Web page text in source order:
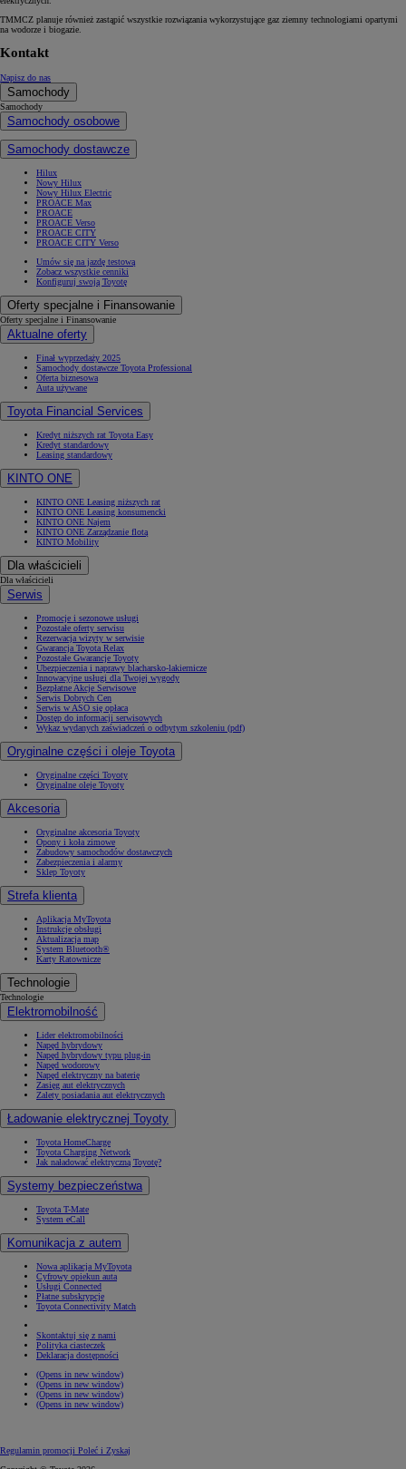
TMMCZ planuje również zastąpić wszystkie rozwiązania wykorzystujące gaz ziemny technologiami opartymi
na wodorze i biogazie.
Kontakt
Napisz do nas
Samochody
Samochody
Samochody osobowe
Samochody dostawcze
Hilux
Nowy Hilux
Nowy Hilux Electric
PROACE Max
PROACE
PROACE Verso
PROACE CITY
PROACE CITY Verso
Umów się na jazdę testową
Zobacz wszystkie cenniki
Konfiguruj swoją Toyotę
Oferty specjalne i Finansowanie
Oferty specjalne i Finansowanie
Aktualne oferty
Finał wyprzedaży 2025
Samochody dostawcze Toyota Professional
Oferta biznesowa
Auta używane
Toyota Financial Services
Kredyt niższych rat Toyota Easy
Kredyt standardowy
Leasing standardowy
KINTO ONE
KINTO ONE Leasing niższych rat
KINTO ONE Leasing konsumencki
KINTO ONE Najem
KINTO ONE Zarządzanie flotą
KINTO Mobility
Dla właścicieli
Dla właścicieli
Serwis
Promocje i sezonowe usługi
Pozostałe oferty serwisu
Rezerwacja wizyty w serwisie
Gwarancja Toyota Relax
Pozostałe Gwarancje Toyoty
Ubezpieczenia i naprawy blacharsko-lakiernicze
Innowacyjne usługi dla Twojej wygody
Bezpłatne Akcje Serwisowe
Serwis Dobrych Cen
Serwis w ASO się opłaca
Dostęp do informacji serwisowych
Wykaz wydanych zaświadczeń o odbytym szkoleniu (pdf)
Oryginalne części i oleje Toyota
Oryginalne części Toyoty
Oryginalne oleje Toyoty
Akcesoria
Oryginalne akcesoria Toyoty
Opony i koła zimowe
Zabudowy samochodów dostawczych
Zabezpieczenia i alarmy
Sklep Toyoty
Strefa klienta
Aplikacja MyToyota
Instrukcje obsługi
Aktualizacja map
System Bluetooth®
Karty Ratownicze
Technologie
Technologie
Elektromobilność
Lider elektromobilności
Napęd hybrydowy
Napęd hybrydowy typu plug-in
Napęd wodorowy
Napęd elektryczny na baterię
Zasięg aut elektrycznych
Zalety posiadania aut elektrycznych
Ładowanie elektrycznej Toyoty
Toyota HomeCharge
Toyota Charging Network
Jak naładować elektryczną Toyotę?
Systemy bezpieczeństwa
Toyota T-Mate
System eCall
Komunikacja z autem
Nowa aplikacja MyToyota
Cyfrowy opiekun auta
Usługi Connected
Płatne subskrypcje
Toyota Connectivity Match
Skontaktuj się z nami
Polityka ciasteczek
Deklaracja dostępności
(Opens in new window)
(Opens in new window)
(Opens in new window)
(Opens in new window)
Regulamin promocji Poleć i Zyskaj